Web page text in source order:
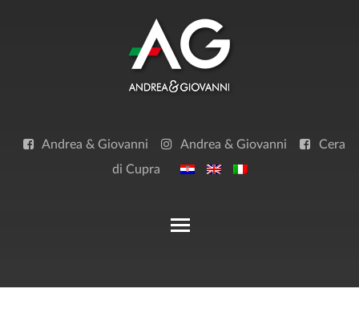
Andrea & Giovanni Andrea & Giovanni Cera
di Cupra